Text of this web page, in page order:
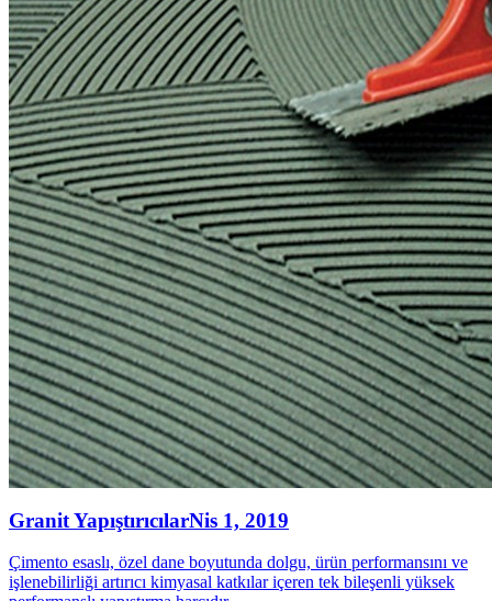
Granit YapıştırıcılarNis 1, 2019
Çimento esaslı, özel dane boyutunda dolgu, ürün performansını ve
işlenebilirliği artırıcı kimyasal katkılar içeren tek bileşenli yüksek